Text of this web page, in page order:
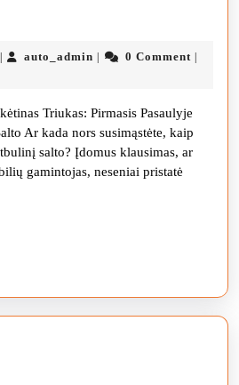
19
auto_admin auto_admin
0 Comment
Triukas: Pirmasis Pasaulyje
Ar kada nors susimąstėte, kaip
salto? Įdomus klausimas, ar
gamintojas, neseniai pristatė